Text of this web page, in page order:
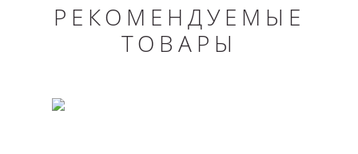
РЕКОМЕНДУЕМЫЕ
ТОВАРЫ